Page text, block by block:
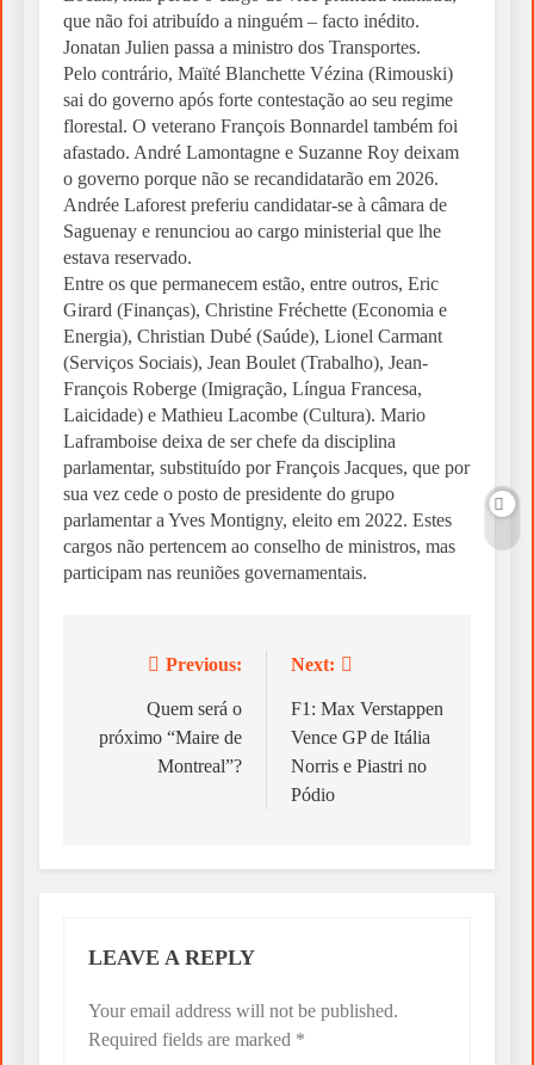
que não foi atribuído a ninguém – facto inédito.
Jonatan Julien passa a ministro dos Transportes.
Pelo contrário, Maïté Blanchette Vézina (Rimouski)
sai do governo após forte contestação ao seu regime
florestal. O veterano François Bonnardel também foi
afastado. André Lamontagne e Suzanne Roy deixam
o governo porque não se recandidatarão em 2026.
Andrée Laforest preferiu candidatar-se à câmara de
Saguenay e renunciou ao cargo ministerial que lhe
estava reservado.
Entre os que permanecem estão, entre outros, Eric
Girard (Finanças), Christine Fréchette (Economia e
Energia), Christian Dubé (Saúde), Lionel Carmant
(Serviços Sociais), Jean Boulet (Trabalho), Jean-
François Roberge (Imigração, Língua Francesa,
Laicidade) e Mathieu Lacombe (Cultura). Mario
Laframboise deixa de ser chefe da disciplina
parlamentar, substituído por François Jacques, que por
sua vez cede o posto de presidente do grupo
parlamentar a Yves Montigny, eleito em 2022. Estes
cargos não pertencem ao conselho de ministros, mas
participam nas reuniões governamentais.
navigation
Previous:
Quem será o
próximo “Maire de
Montreal”?
Next:
F1: Max Verstappen
Vence GP de Itália
Norris e Piastri no
Pódio
LEAVE A REPLY
Your email address will not be published.
Required fields are marked *